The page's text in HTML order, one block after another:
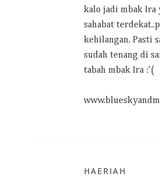
kalo jadi mbak Ira
sahabat
kehilangan. Pasti
sudah tenang di
tabah mbak Ira :'(
HAERIAH